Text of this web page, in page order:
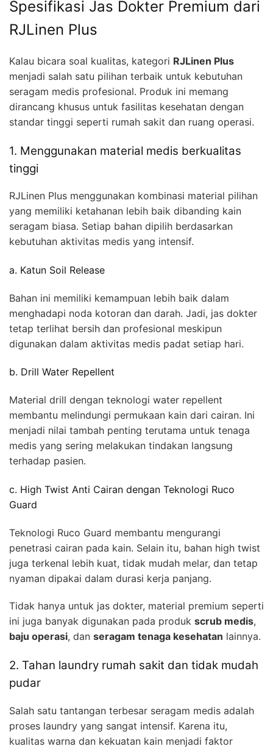
Spesifikasi Jas Dokter Premium dari
RJLinen Plus
Kalau bicara soal kualitas, kategori RJLinen Plus
menjadi salah satu pilihan terbaik untuk kebutuhan
seragam medis profesional. Produk ini memang
dirancang khusus untuk fasilitas kesehatan dengan
standar tinggi seperti rumah sakit dan ruang operasi.
1. Menggunakan material medis berkualitas
tinggi
RJLinen Plus menggunakan kombinasi material pilihan
yang memiliki ketahanan lebih baik dibanding kain
seragam biasa. Setiap bahan dipilih berdasarkan
kebutuhan aktivitas medis yang intensif.
a. Katun Soil Release
Bahan ini memiliki kemampuan lebih baik dalam
menghadapi noda kotoran dan darah. Jadi, jas dokter
tetap terlihat bersih dan profesional meskipun
digunakan dalam aktivitas medis padat setiap hari.
b. Drill Water Repellent
Material drill dengan teknologi water repellent
membantu melindungi permukaan kain dari cairan. Ini
menjadi nilai tambah penting terutama untuk tenaga
medis yang sering melakukan tindakan langsung
terhadap pasien.
c. High Twist Anti Cairan dengan Teknologi Ruco
Guard
Teknologi Ruco Guard membantu mengurangi
penetrasi cairan pada kain. Selain itu, bahan high twist
juga terkenal lebih kuat, tidak mudah melar, dan tetap
nyaman dipakai dalam durasi kerja panjang.
Tidak hanya untuk jas dokter, material premium seperti
ini juga banyak digunakan pada produk scrub medis,
baju operasi, dan seragam tenaga kesehatan lainnya.
2. Tahan laundry rumah sakit dan tidak mudah
pudar
Salah satu tantangan terbesar seragam medis adalah
proses laundry yang sangat intensif. Karena itu,
kualitas warna dan kekuatan kain menjadi faktor